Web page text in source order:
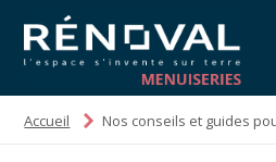
Accueil Nos conseils et guides